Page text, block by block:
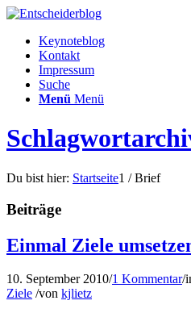
Keynoteblog
Kontakt
Impressum
Suche
Menü Menü
Du bist hier: Startseite1 / Brief
Beiträge
Einmal Ziele
10. September 2010/1 Kommentar/
Ziele /von kjlietz